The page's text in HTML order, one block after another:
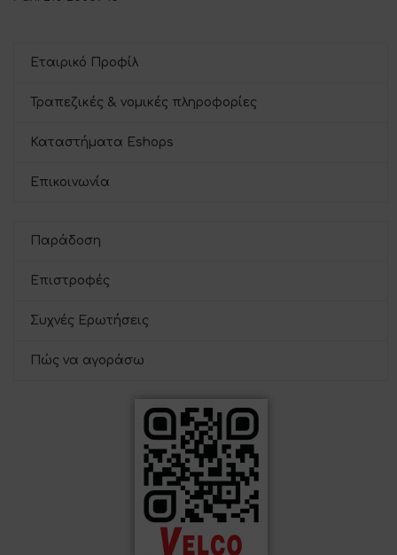
Εταιρικό Προφίλ
Τραπεζικές & νομικές πληροφορίες
Καταστήματα Eshops
Επικοινωνία
Παράδοση
Επιστροφές
Συχνές Ερωτήσεις
Πώς να αγοράσω